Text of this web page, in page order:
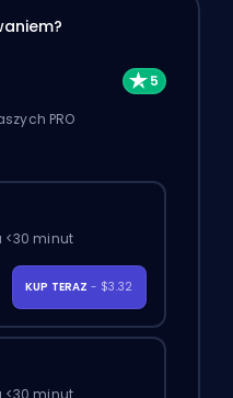
PRO
<30 minut
KUP TERAZ - $3.32